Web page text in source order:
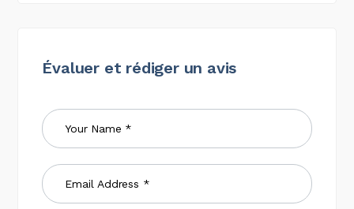
Évaluer et rédiger un avis